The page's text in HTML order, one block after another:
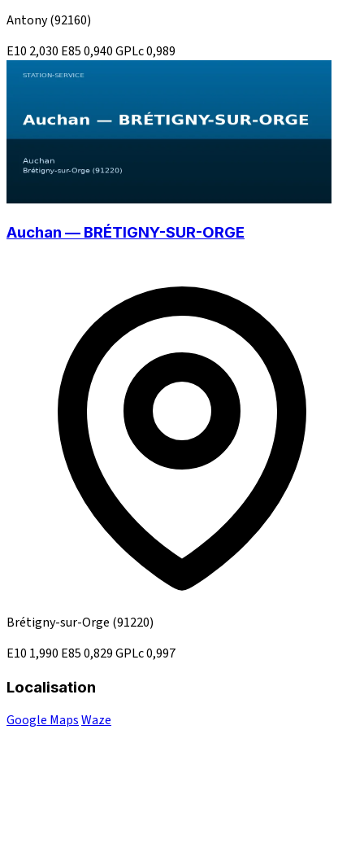
Antony(92160)
E10 2,030 E850,940GPLc0,989
Auchan — BRÉTIGNY-SUR-ORGE
Brétigny-sur-Orge (91220)
E10 1,990 E850,829GPLc0,997
Localisation
Google MapsWaze